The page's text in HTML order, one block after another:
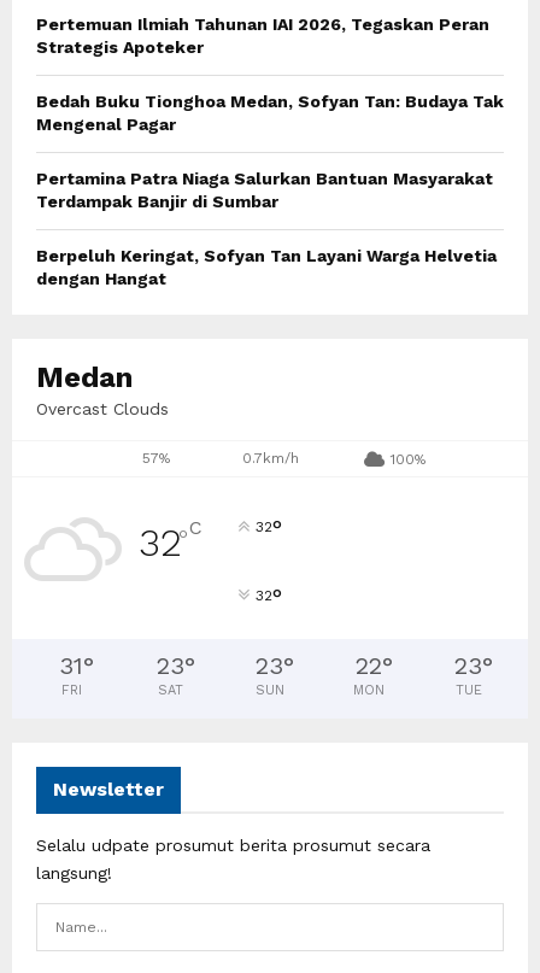
Pertemuan Ilmiah Tahunan IAI 2026, Tegaskan Peran
Strategis Apoteker
Bedah Buku Tionghoa Medan, Sofyan Tan: Budaya Tak
Mengenal Pagar
Pertamina Patra Niaga Salurkan Bantuan Masyarakat
Terdampak Banjir di Sumbar
Berpeluh Keringat, Sofyan Tan Layani Warga Helvetia
dengan Hangat
Medan
Overcast Clouds
57% 0.7km/h 100%
32°C 32°
32°
31°
FRI
23°
SAT
23°
SUN
22°
MON
23°
TUE
Newsletter
Selalu udpate prosumut berita prosumut secara
langsung!